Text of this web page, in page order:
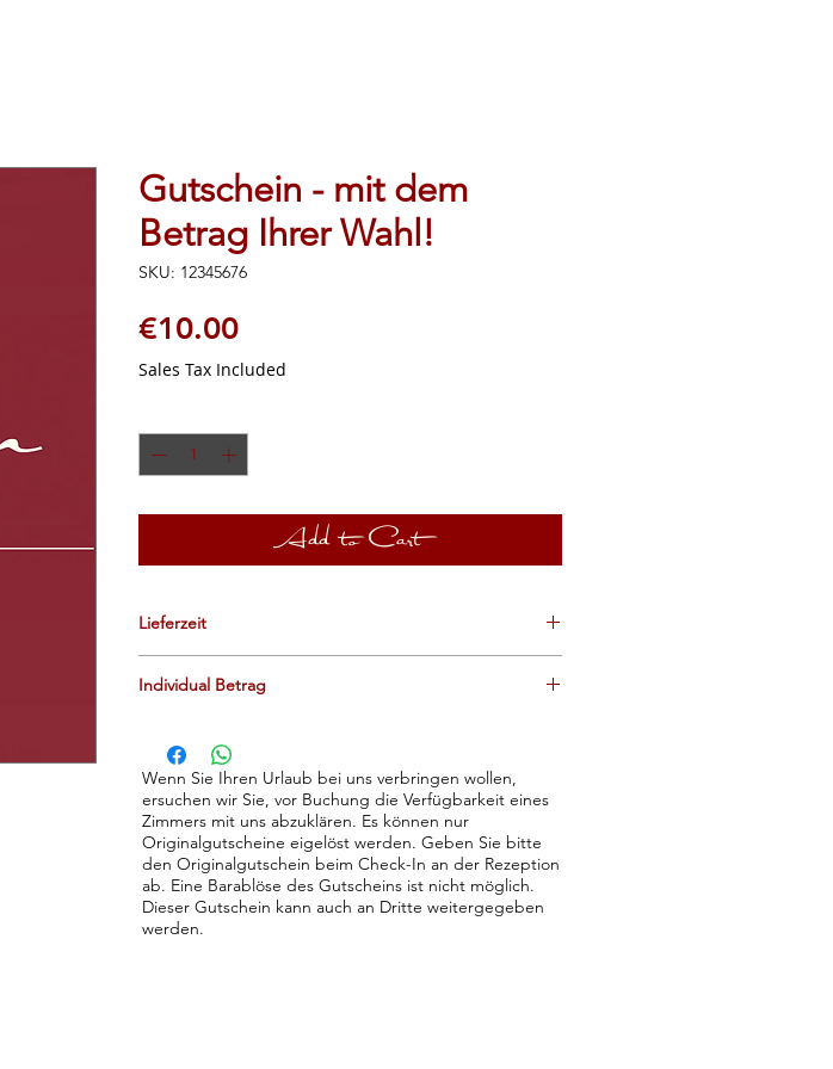
Gutschein - mit dem
Betrag Ihrer Wahl!
SKU: 12345676
€10.00Price
Sales Tax Included
Add to Cart
Lieferzeit
Gutschein 3-4 Working days
Individual Betrag
zB 2x einen Gutschein, bekommen Sie 1x einen
Gutschein um € 20.00.
Wenn Sie Ihren Urlaub bei uns verbringen wollen,
ersuchen wir Sie, vor Buchung die Verfügbarkeit eines
Zimmers mit uns abzuklären. Es können nur
Originalgutscheine eigelöst werden. Geben Sie bitte
den Originalgutschein beim Check-In an der Rezeption
ab. Eine Barablöse des Gutscheins ist nicht möglich.
Dieser Gutschein kann auch an Dritte weitergegeben
werden.